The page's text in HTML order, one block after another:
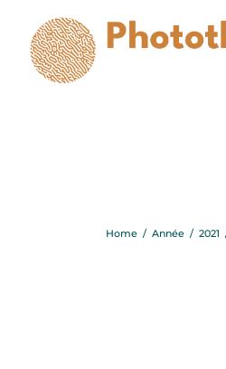
Home / Année / 2021